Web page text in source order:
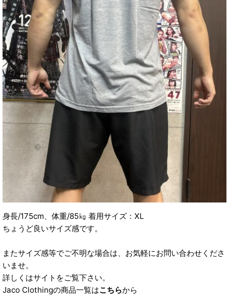
身長/175cm、体重/85㎏ 着用サイズ：XL
ちょうど良いサイズ感です。
またサイズ感等でご不明な場合は、お気軽にお問い合わせくださ
いませ。
詳しくはサイトをご覧下さい。
Jaco Clothingの商品一覧はこちらから